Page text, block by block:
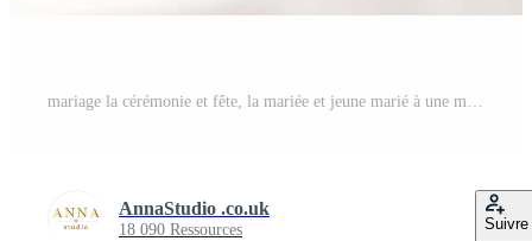
mariage la cérémonie et fête, la mariée et jeune marié à une magnifique Extérieur lieu sur une ensoleillé jour, luxe mariage décor avec fleurs et de mariée bouquet, génératif ai Photo Pro
AnnaStudio .co.uk
18 090 Ressources Suivre